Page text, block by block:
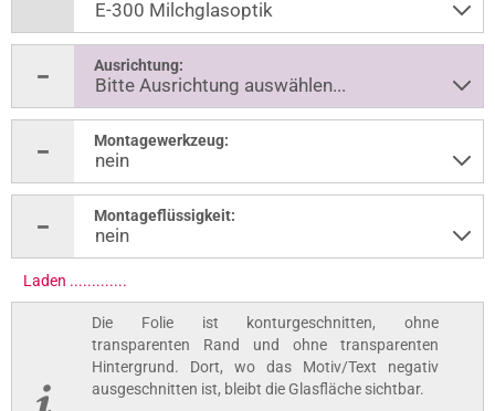
Ausrichtung:
Montagewerkzeug:
Montageflüssigkeit:
Laden ..............
Die Folie ist konturgeschnitten, ohne
transparenten Rand und ohne transparenten
Hintergrund. Dort, wo das Motiv/Text negativ
ausgeschnitten ist, bleibt die Glasfläche sichtbar.